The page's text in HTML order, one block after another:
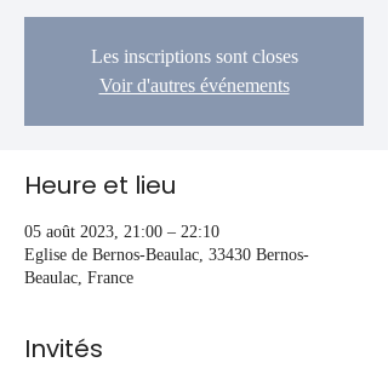
Les inscriptions sont closes
Voir d'autres événements
Heure et lieu
05 août 2023, 21:00 – 22:10
Eglise de Bernos-Beaulac, 33430 Bernos-
Beaulac, France
Invités